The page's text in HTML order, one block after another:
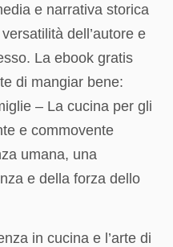
e narrativa storica
dell’autore e
La ebook gratis
di mangiar bene:
– La cucina per gli
e commovente
umana, una
e della forza dello
in cucina e l’arte di